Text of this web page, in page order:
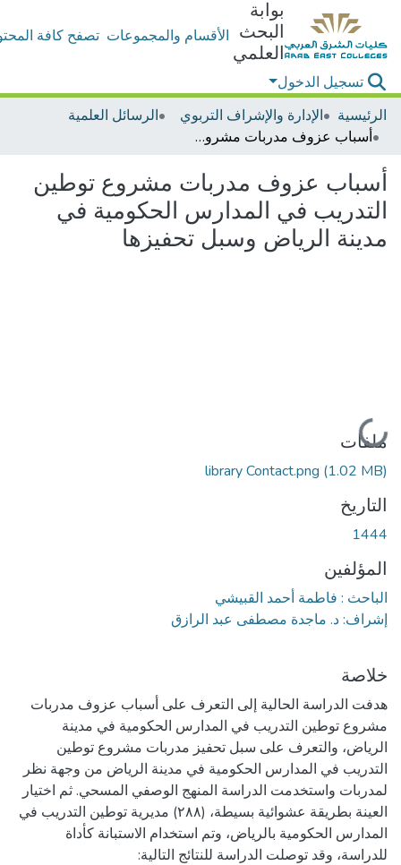
بوابة
البحث
العلمي
الأقسام والمجموعات تصفح كافة
تسجيل الدخول
الرئيسية
الإدارة والإشراف التربوي
الرسائل العلمية
أسباب عزوف مدربات مشروع توطين التدريب في المدارس الحكومية في مدينة الرياض وسبل تحفيزها
أسباب عزوف مدربات مشروع توطين
التدريب في المدارس الحكومية في
مدينة الرياض وسبل تحفيزها
جاري التحميل...
ملفات
library Contact.png (1.02 MB)
التاريخ
1444
المؤلفين
الباحث : فاطمة أحمد القبيشي
إشراف: د. ماجدة مصطفى عبد الرازق
خلاصة
هدفت الدراسة الحالية إلى التعرف على أسباب عزوف مدربات
مشروع توطين التدريب في المدارس الحكومية في مدينة
الرياض، والتعرف على سبل تحفيز مدربات مشروع توطين
التدريب في المدارس الحكومية في مدينة الرياض من وجهة نظر
لمدربات واستخدمت الدراسة المنهج الوصفي المسحي. ثم اختيار
العينة بطريقة عشوائية بسيطة، (۲۸۸) مديرية توطين التدريب في
المدارس الحكومية بالرياض، وتم استخدام الاستبانة كأداة